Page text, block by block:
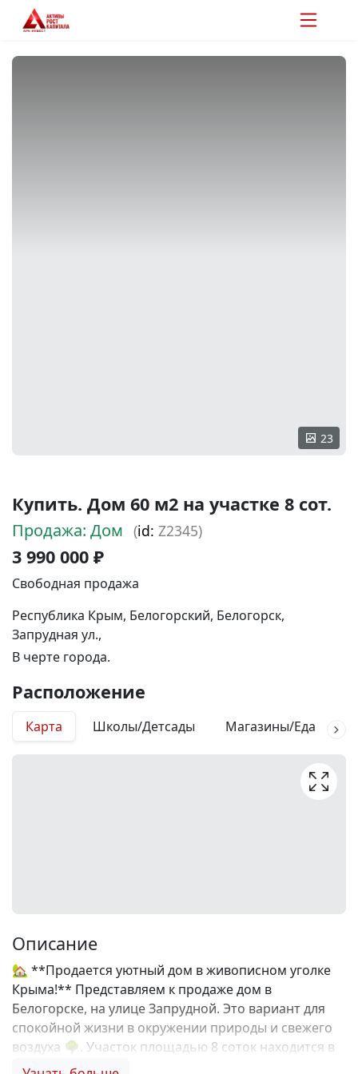
23
Купить. Дом 60 м2 на участке 8 сот.
Продажа: Дом (id: Z2345)
3 990 000 ₽
Свободная продажа
Республика Крым, Белогорский, Белогорск,
Запрудная ул.,
В черте города.
Расположение
Карта Школы/Детсады Магазины/Еда
Описание
🏡 **Продается уютный дом в живописном уголке
Крыма!** Представляем к продаже дом в
Белогорске, на улице Запрудной. Это вариант для
спокойной жизни в окружении природы и свежего
воздуха 🌳. Участок площадью 8 соток находится в
зоне Тайганского водохранилища и представляет